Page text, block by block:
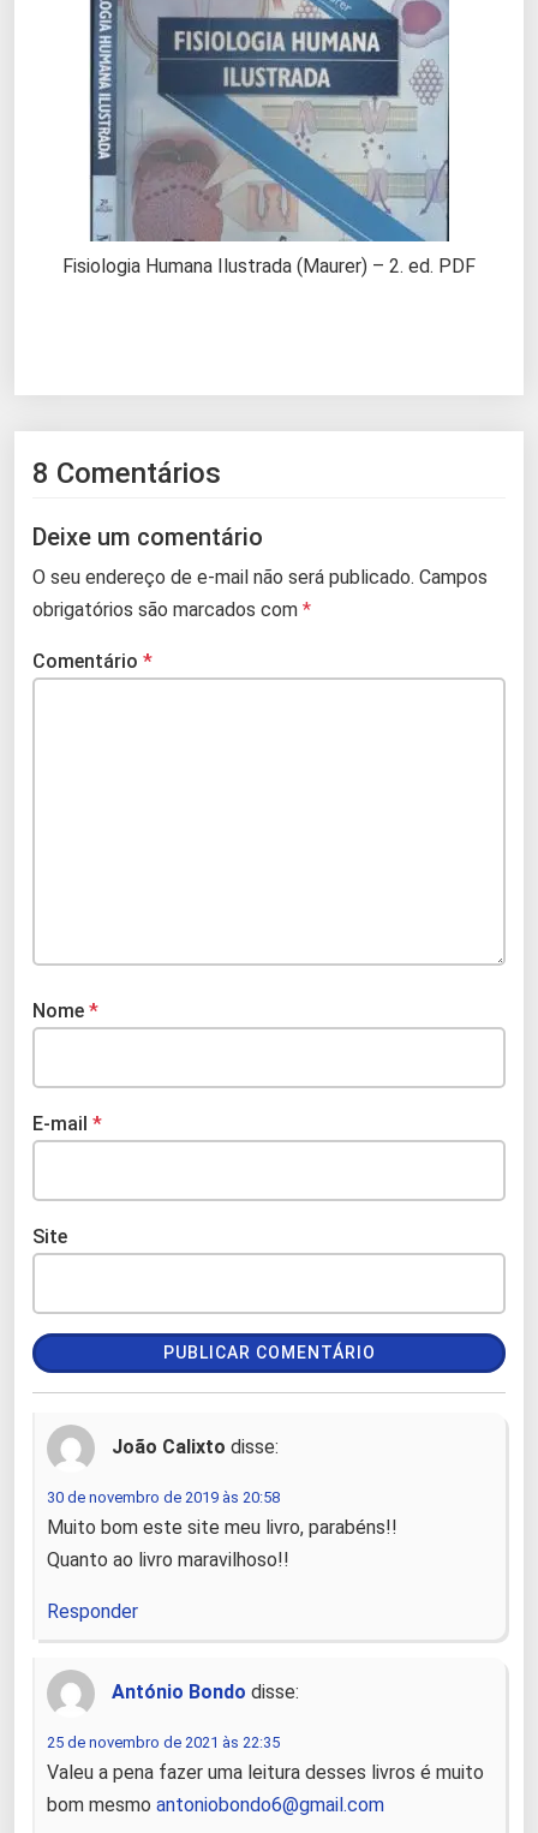
Fisiologia Humana Ilustrada (Maurer) – 2. ed. PDF
8 Comentários
Deixe um comentário
O seu endereço de e-mail não será publicado. Campos
obrigatórios são marcados com *
Comentário *
Nome *
E-mail *
Site
João Calixto disse:
30 de novembro de 2019 às 20:58
Muito bom este site meu livro, parabéns!!
Quanto ao livro maravilhoso!!
Responder
António Bondo disse:
25 de novembro de 2021 às 22:35
Valeu a pena fazer uma leitura desses livros é muito
bom mesmo antoniobondo6@gmail.com